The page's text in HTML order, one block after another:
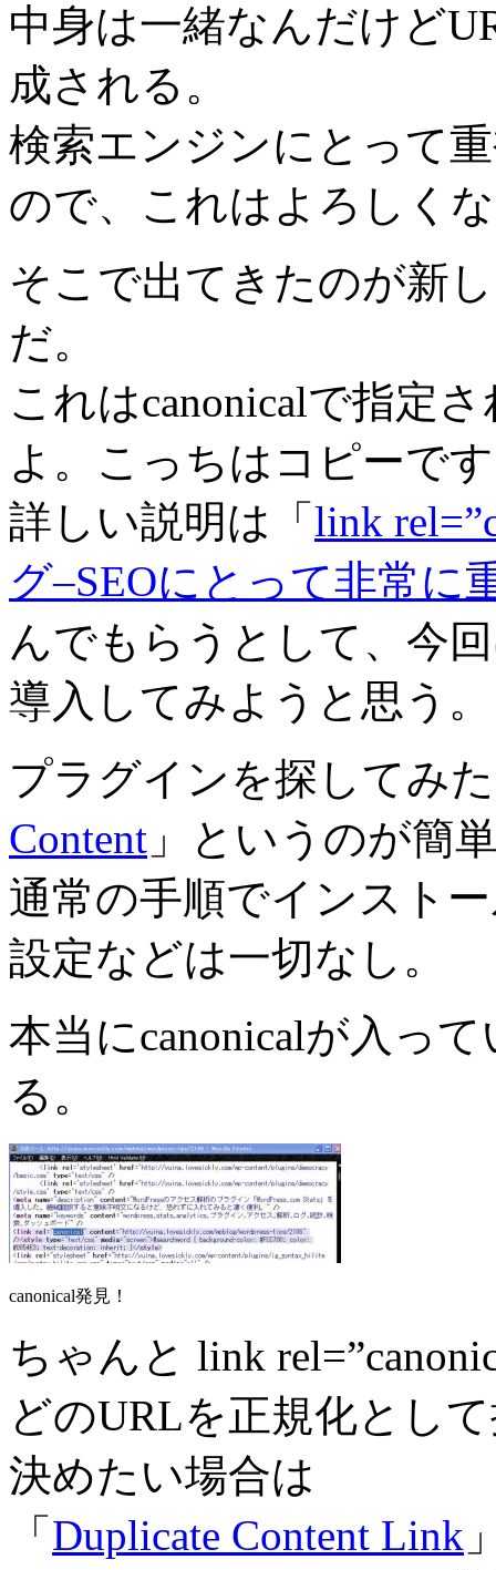
中身は一緒なんだけど
成される。
検索エンジンにとって
ので、これはよろしく
そこで出てきたのが新
だ。
これはcanonicalで指定
よ。こっちはコピーで
詳しい説明は「 link
グ–SEOにとって非常に
んでもらうとして、今回
導入してみようと思う。
プラグインを探してみ
Content 」というのが簡
通常の手順でインスト
設定などは一切なし。
本当にcanonicalが入っ
る。
canonical発見！
ちゃんと link
どのURLを正規化とし
決めたい場合は
「 Duplicate Content Link